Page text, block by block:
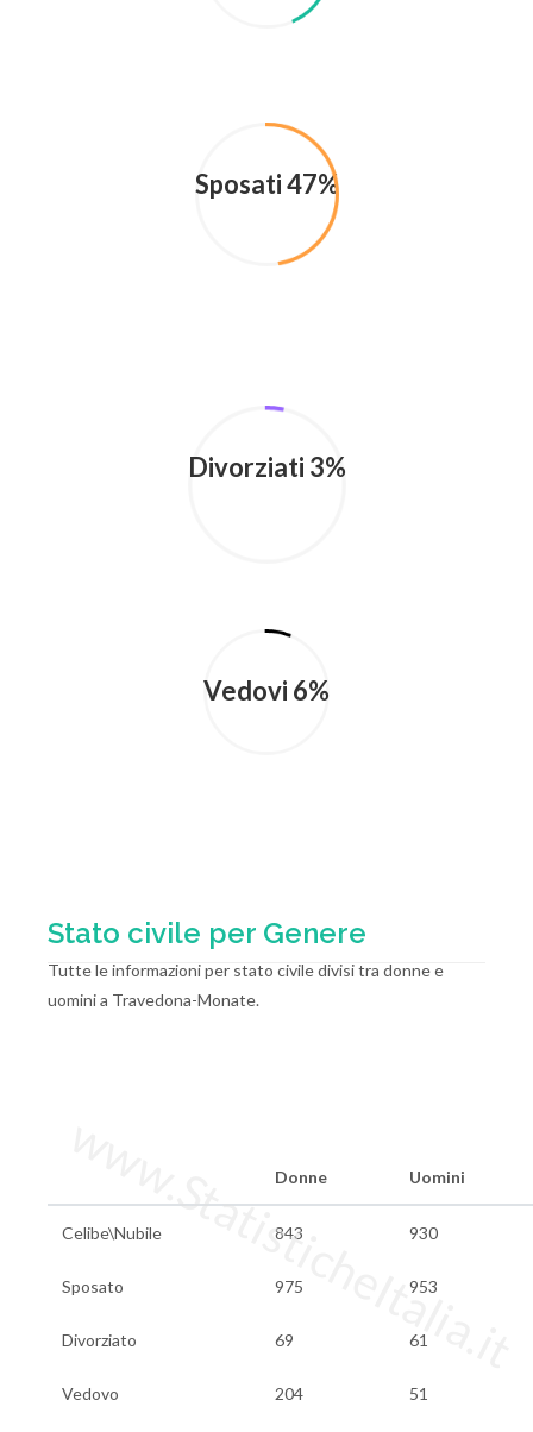
Sposati 47%
Divorziati 3%
Vedovi 6%
Stato civile per Genere
Tutte le informazioni per stato civile divisi tra donne e
uomini a Travedona-Monate.
Donne Uomini
Celibe\Nubile 843 930
Sposato 975 953
Divorziato 69 61
Vedovo 204 51
www.StatisticheItalia.it